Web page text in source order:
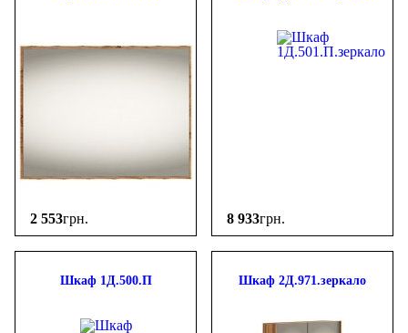
2 553грн. 8 933грн.
Шкаф 1Д.500.П Шкаф 2Д.971.зеркало